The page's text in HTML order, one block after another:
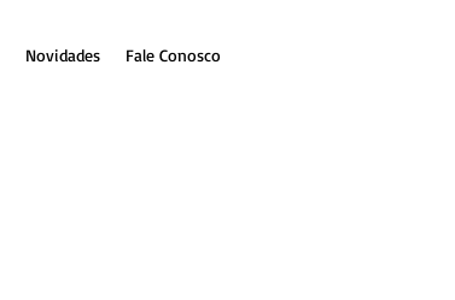
Novidades Fale Conosco